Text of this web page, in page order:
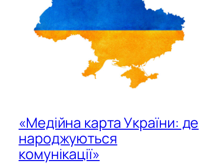
«Медійна карта України: де
народжуються
комунікації»